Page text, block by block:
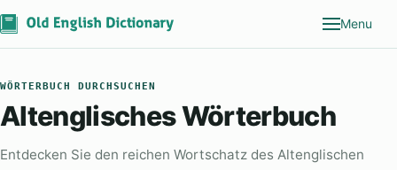
Menu
WÖRTERBUCH DURCHSUCHEN
Altenglisches Wörterbuch
Entdecken Sie den reichen Wortschatz des Altenglischen